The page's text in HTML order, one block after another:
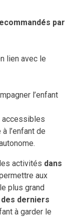
par
lien avec le
l’enfant
accessibles
l’enfant de
activités dans
aux
plus grand
des derniers
à garder le